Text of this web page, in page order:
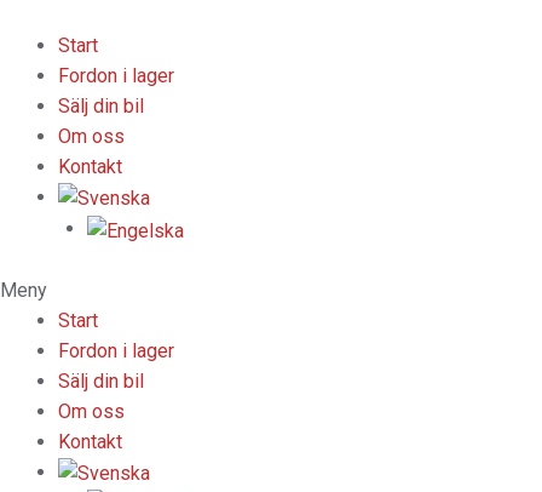
innehåll
Start
Fordon i lager
Sälj din bil
Om oss
Kontakt
Meny
Start
Fordon i lager
Sälj din bil
Om oss
Kontakt